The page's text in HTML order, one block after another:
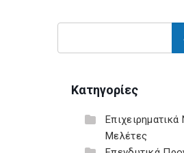
Κατηγορίες
Μελέτες